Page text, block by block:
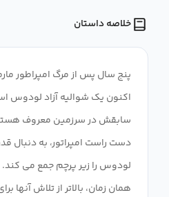
خلاصه داستان
پنج سال پس از مرگ امپراطور
اکنون یک شوالیه آزاد لودوس
سابقش در سرزمین معروف
دست راست امپراتور، به دنبال
لودوس را زیر پرچم جمع می
همان زمان، بالاتر از تلاش آنها